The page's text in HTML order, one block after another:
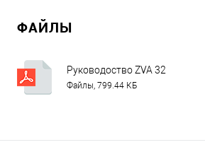
ФАЙЛЫ
Руководоство ZVA 32
Файлы, 799.44 КБ